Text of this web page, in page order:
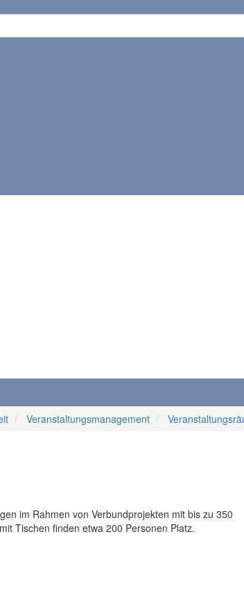
Veranstaltungsmanagement
im Rahmen von Verbundprojekten mit bis zu 350
Tischen finden etwa 200 Personen Platz.